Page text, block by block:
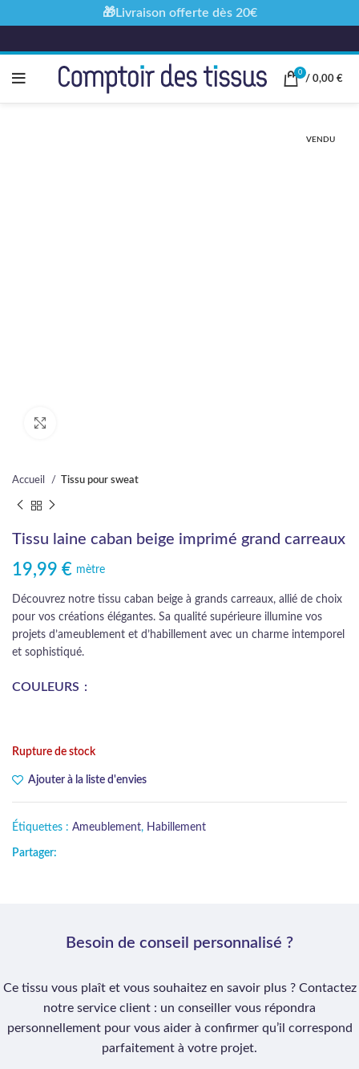
0
/ 0,00 €
VENDU
Accueil Tissu pour sweat
Tissu laine caban beige imprimé grand carreaux
19,99 € mètre
Découvrez notre tissu caban beige à grands carreaux, allié de choix
pour vos créations élégantes. Sa qualité supérieure illumine vos
projets d’ameublement et d’habillement avec un charme intemporel
et sophistiqué.
COULEURS
Rupture de stock
Ajouter à la liste d'envies
Étiquettes : Ameublement, Habillement
Partager:
Besoin de conseil personnalisé ?
Ce tissu vous plaît et vous souhaitez en savoir plus ? Contactez
notre service client : un conseiller vous répondra
personnellement pour vous aider à confirmer qu’il correspond
parfaitement à votre projet.
🎁Livraison offerte dès 20€